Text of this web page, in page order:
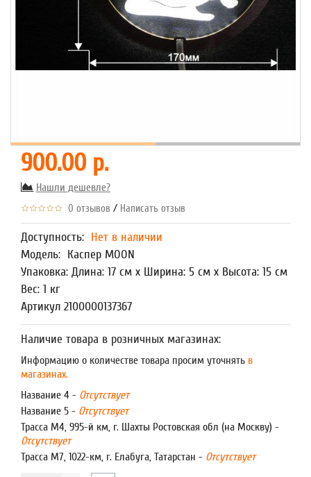
900.00 р.
Нашли дешевле?
0 отзывов / Написать отзыв
Доступность: Нет в наличии
Модель: Каспер MOON
Упаковка: Длина: 17 см x Ширина: 5 см x Высота: 15 см
Вес: 1 кг
Артикул 2100000137367
Наличие товара в розничных магазинах:
Информацию о количестве товара просим уточнять в
магазинах.
Название 4 - Отсутствует
Название 5 - Отсутствует
Трасса М4, 995-й км, г. Шахты Ростовская обл (на Москву) -
Отсутствует
Трасса М7, 1022-км, г. Елабуга, Татарстан - Отсутствует